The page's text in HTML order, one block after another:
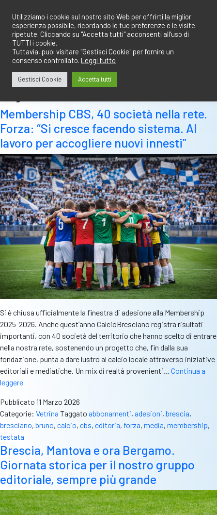
contenuto
Membership CBS, 40 società nella rete.
Forza: “Si cresce facendo sistema. Al
lavoro per accogliere nuovi innesti”
Si è chiusa ufficialmente la finestra di adesione alla Membership
2025-2026. Anche quest’anno CalcioBresciano registra risultati
importanti, con 40 società del territorio che hanno scelto di entrare
nella nostra rete, sostenendo un progetto che, fin dalla sua
fondazione, punta a dare lustro al calcio locale attraverso iniziative
editoriali e mediatiche. Un mix di realtà provenienti… Continua a
leggereMembership
40
società
nella
rete.
Forza:
“Si
cresce
facendo
sistema.
Al
Pubblicato 11 Marzo 2026
Categorie: Vetrina Taggato abbonamenti, adesioni, brescia,
bresciano, bruno, calcio, cbs, editoria, forza, media, membership,
testata
Brescia, Mantova e ora Bergamo.
Giornata storica per il nostro gruppo
editoriale, sempre più grande
Utilizziamo i cookie sul nostro sito Web per offrirti la miglior
esperienza possibile, ricordando le tue preferenze e le visite
ripetute. Cliccando su "Accetta tutti" acconsenti all'uso di
TUTTI i cookie.
Tuttavia, puoi visitare "Gestisci Cookie" per fornire un
consenso controllato. Leggi tutto
Gestisci Cookie Accetta tutti